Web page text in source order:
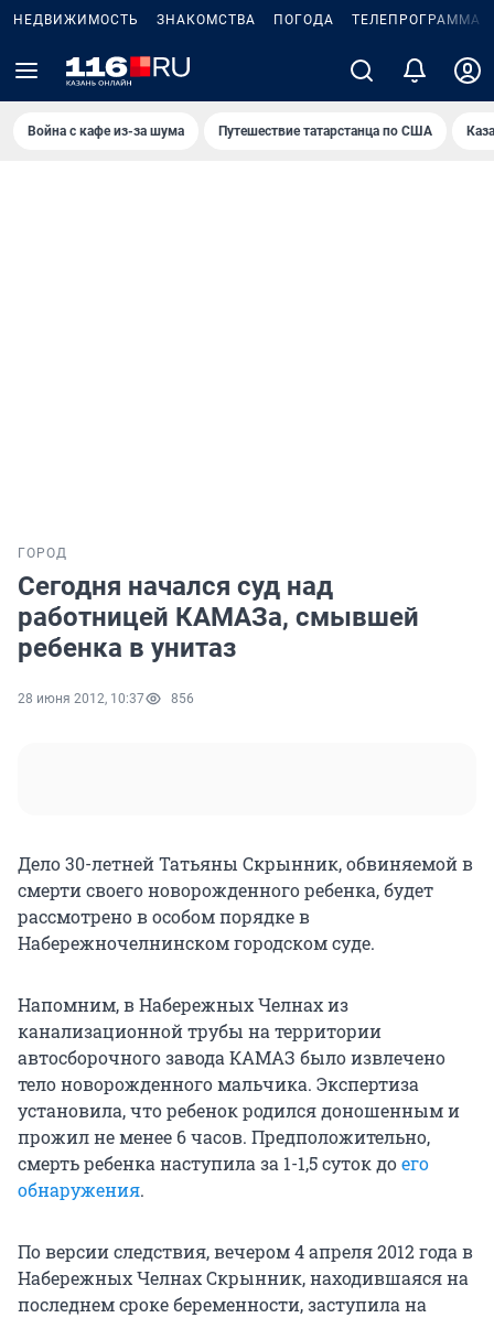
НЕДВИЖИМОСТЬ ЗНАКОМСТВА ПОГОДА ТЕЛЕПРОГРАММА
Война с кафе из-за шума Путешествие татарстанца по США
ГОРОД
Сегодня начался суд над
работницей КАМАЗа, смывшей
ребенка в унитаз
28 июня 2012, 10:37 856
Дело 30-летней Татьяны Скрынник, обвиняемой в
смерти своего новорожденного ребенка, будет
рассмотрено в особом порядке в
Набережночелнинском городском суде.
Напомним, в Набережных Челнах из
канализационной трубы на территории
автосборочного завода КАМАЗ было извлечено
тело новорожденного мальчика. Экспертиза
установила, что ребенок родился доношенным и
прожил не менее 6 часов. Предположительно,
смерть ребенка наступила за 1-1,5 суток доего
обнаружения.
По версии следствия, вечером 4 апреля 2012 года в
Набережных Челнах Скрынник, находившаяся на
последнем сроке беременности, заступила на